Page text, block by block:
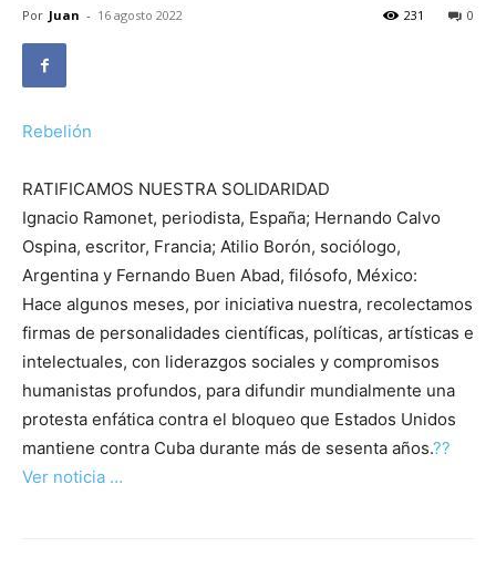
Por Juan - 16 agosto 2022 0
231
Rebelión
RATIFICAMOS NUESTRA SOLIDARIDAD
Ignacio Ramonet, periodista, España; Hernando Calvo
Ospina, escritor, Francia; Atilio Borón, sociólogo,
Argentina y Fernando Buen Abad, filósofo, México:
Hace algunos meses, por iniciativa nuestra, recolectamos
firmas de personalidades científicas, políticas, artísticas e
intelectuales, con liderazgos sociales y compromisos
humanistas profundos, para difundir mundialmente una
protesta enfática contra el bloqueo que Estados Unidos
mantiene contra Cuba durante más de sesenta años.??
Ver noticia …